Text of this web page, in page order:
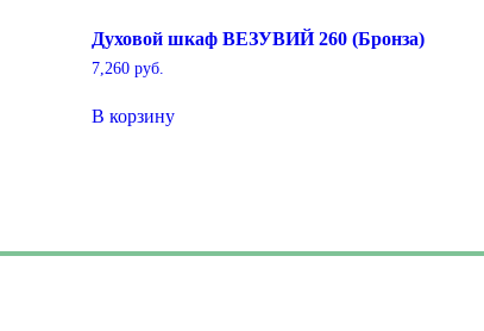
Духовой шкаф ВЕЗУВИЙ 260 (Бронза)
7,260 руб.
В корзину